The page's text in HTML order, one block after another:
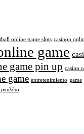
online game slots casinon
game
game pin up casino
game entretenimiento game